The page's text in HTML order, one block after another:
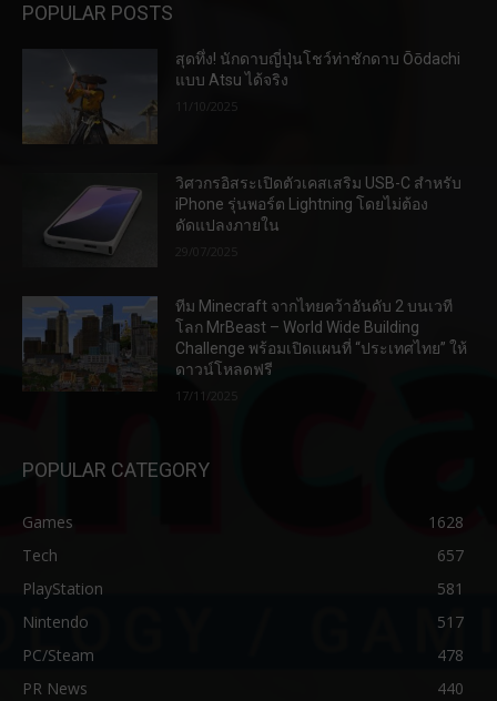
POPULAR POSTS
สุดทึ่ง! นักดาบญี่ปุ่นโชว์ท่าชักดาบ Ōōdachi
แบบ Atsu ได้จริง
11/10/2025
วิศวกรอิสระเปิดตัวเคสเสริม USB-C สำหรับ
iPhone รุ่นพอร์ต Lightning โดยไม่ต้อง
ดัดแปลงภายใน
ทีม Minecraft จากไทยคว้าอันดับ 2 บนเวที
โลก MrBeast – World Wide Building
Challenge พร้อมเปิดแผนที่ “ประเทศไทย” ให้
ดาวน์โหลดฟรี
17/11/2025
POPULAR CATEGORY
Games
1628
Tech
657
PlayStation
581
Nintendo
517
PC/Steam
478
PR News
440